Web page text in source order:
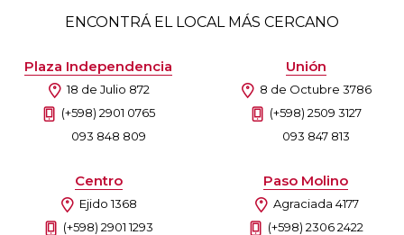
ENCONTRÁ EL LOCAL MÁS CERCANO
Plaza Independencia
18 de Julio 872
(+598) 2901 0765
093 848 809
Unión
8 de Octubre 3786
(+598) 2509 3127
093 847 813
Centro
Ejido 1368
(+598) 2901 1293
Paso Molino
Agraciada 4177
(+598) 2306 2422